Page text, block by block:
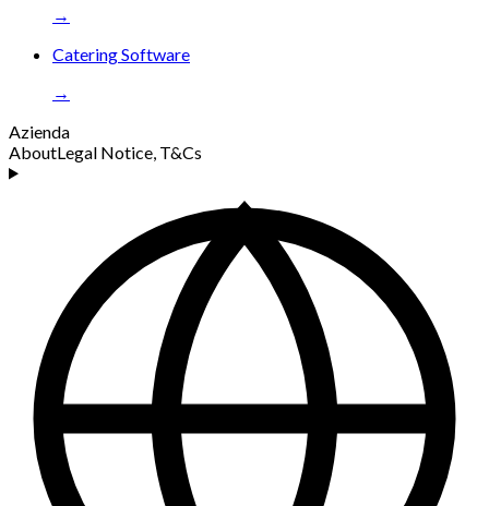
→
Catering Software
→
Azienda
AboutLegal Notice, T&Cs